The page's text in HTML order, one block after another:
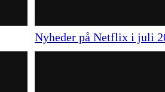
Nyheder på Netflix i juli